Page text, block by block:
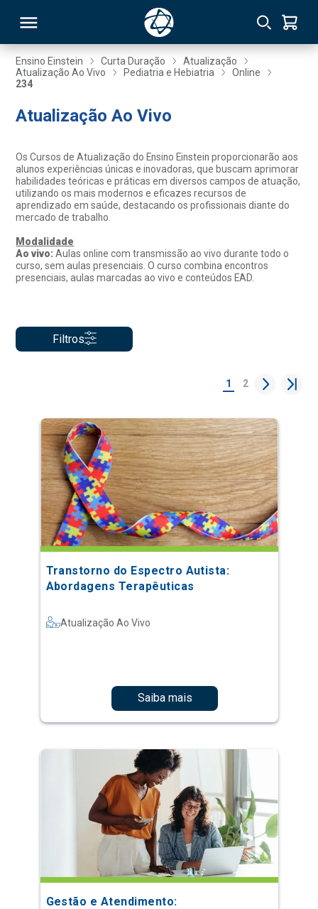
Ensino Einstein Curta Duração
Atualização
Atualização Ao Vivo
Pediatria e Hebiatria
Online
234
Atualização Ao Vivo
Os Cursos de Atualização do Ensino Einstein proporcionarão aos
alunos experiências únicas e inovadoras, que buscam aprimorar
habilidades teóricas e práticas em diversos campos de atuação,
utilizando os mais modernos e eficazes recursos de
aprendizado em saúde, destacando os profissionais diante do
mercado de trabalho.
Modalidade
Ao vivo:Aulas online com transmissão ao vivo durante todo o
curso, sem aulas presenciais. O curso combina encontros
presenciais, aulas marcadas ao vivo e conteúdos EAD.
Filtros
1 2
Transtorno do Espectro Autista:
Abordagens Terapêuticas
Atualização Ao Vivo
Saiba mais
Gestão e Atendimento: